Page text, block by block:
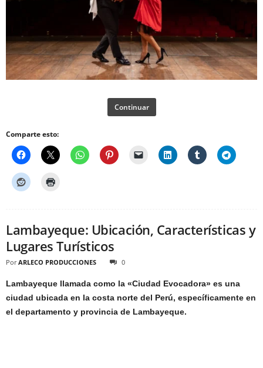
Continuar
Comparte esto:
Lambayeque: Ubicación, Características y
Lugares Turísticos
Por ARLECO PRODUCCIONES 0
Lambayeque llamada como la «Ciudad Evocadora» es una
ciudad ubicada en la costa norte del Perú, específicamente en
el departamento y provincia de Lambayeque.